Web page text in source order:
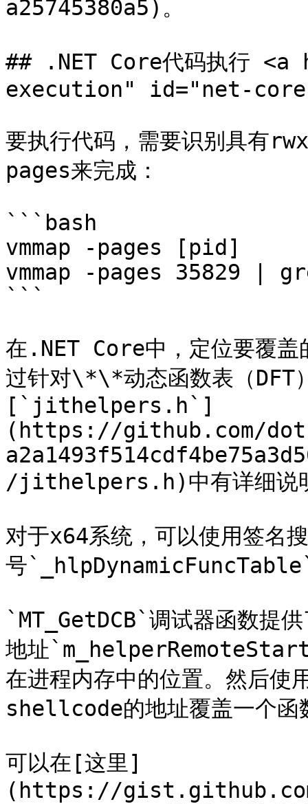
a25745380a5)。
## .NET Core代码执行
execution" id="net-
要执行代码，需要识别具有
pages来完成：
```bash
vmmap -pages [pid]
vmmap -pages 35829 |
```
在.NET Core中，定位要覆盖
过针对\*\*动态函数表（
[`jithelpers.h`]
(https://github.com/
/jithelpers.h)中有详细说明
对于x64系统，可以使用
号
`MT_GetDCB`调试器函数提
地址
在进程内存中的位置。然后使
shellcode的地址覆盖一个函
可以在[这里]
(https://gist.github.com/